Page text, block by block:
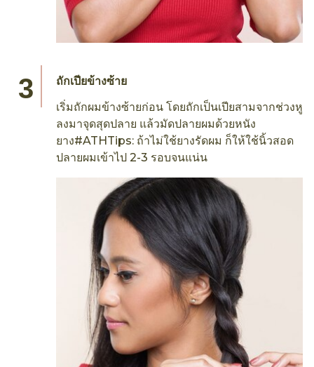
ถักเปียข้างซ้าย
เริ่มถักผมข้างซ้ายก่อน โดยถักเป็นเปียสามจากช่วงหู
ลงมาจุดสุดปลาย แล้วมัดปลายผมด้วยหนัง
ยาง#ATHTips: ถ้าไม่ใช้ยางรัดผม ก็ให้ใช้นิ้วสอด
ปลายผมเข้าไป 2-3 รอบจนแน่น